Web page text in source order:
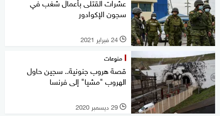
سجون الإكوادور
l 24 فبراير 2021
منوعات
قصة هروب جنونية.. سجين حاول
الهروب "مشيا" إلى فرنسا
l 29 ديسمبر 2020